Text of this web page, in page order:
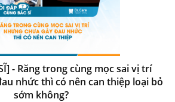
- Răng trong cùng mọc sai vị trí
nhức thì có nên can thiệp loại bỏ
sớm không?